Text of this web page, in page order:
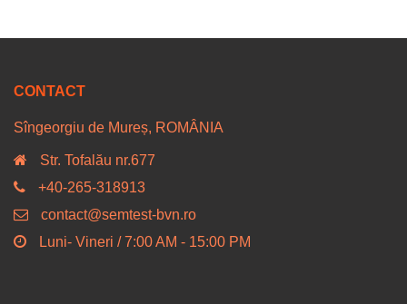
CONTACT
Sîngeorgiu de Mureș, ROMÂNIA
Str. Tofalău nr.677
+40-265-318913
contact@semtest-bvn.ro
Luni- Vineri / 7:00 AM - 15:00 PM